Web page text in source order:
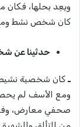
ويعِد بحلها،
كان شخص نشط
حدثينا عن
ـ كان شخصية
ومع الأسف لم
صحفي معارض، وفي